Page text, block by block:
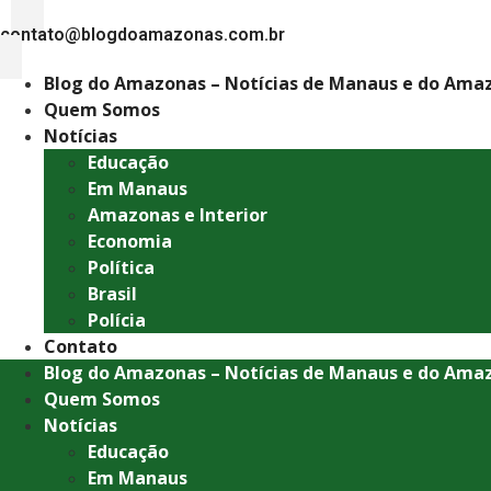
contato@blogdoamazonas.com.br
Blog do Amazonas – Notícias de Manaus e do
Quem Somos
Notícias
Educação
Em Manaus
Amazonas e Interior
Economia
Política
Brasil
Polícia
Contato
Blog do Amazonas – Notícias de Manaus e do
Quem Somos
Notícias
Educação
Em Manaus